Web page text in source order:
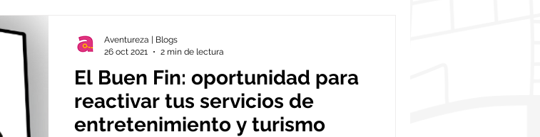
El Buen Fin: oportunidad para
reactivar tus servicios de
entretenimiento y turismo
Aventureza | Blogs
26 oct 2021
2 min de lectura